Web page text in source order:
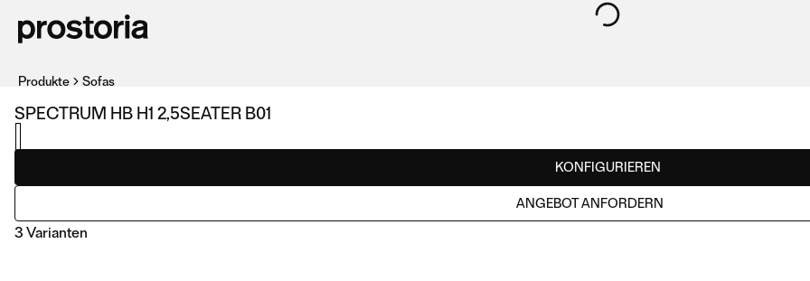
SPECTRUM HB H1 2,5SEATER B01
KONFIGURIEREN
ANGEBOT ANFORDERN
3 Varianten
Produkte Sofas